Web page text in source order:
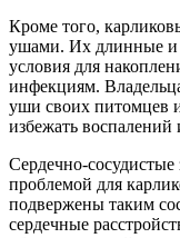
Кроме того,
ушами. Их длинные и
условия для
инфекциям.
уши своих питомцев
избежать воспалений
Сердечно-сосудистые
проблемой для
подвержены таким
сердечные